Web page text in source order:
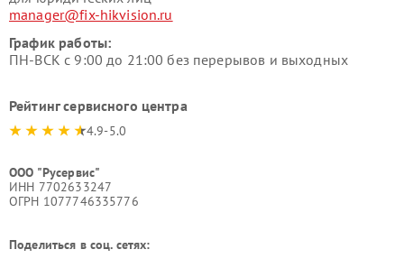
manager@fix-hikvision.ru
График работы:
ПН-ВСК с 9:00 до 21:00 без перерывов и выходных
Рейтинг сервисного центра
4.9-5.0
ООО "Русервис"
ИНН 7702633247
ОГРН 1077746335776
Поделиться в соц. сетях: